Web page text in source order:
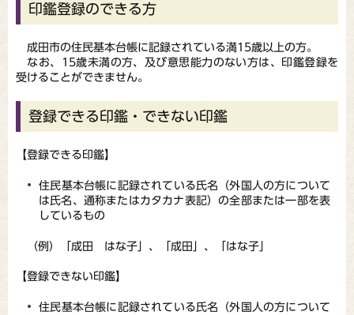
印鑑登録のできる方
成田市の住民基本台帳に記録されている満15歳以上の方。
なお、15歳未満の方、及び意思能力のない方は、印鑑登録を
受けることができません。
登録できる印鑑・できない印鑑
【登録できる印鑑】
住民基本台帳に記録されている氏名（外国人の方について
は氏名、通称またはカタカナ表記）の全部または一部を表
しているもの
（例）「成田 はな子」、「成田」、「はな子」
【登録できない印鑑】
住民基本台帳に記録されている氏名（外国人の方について